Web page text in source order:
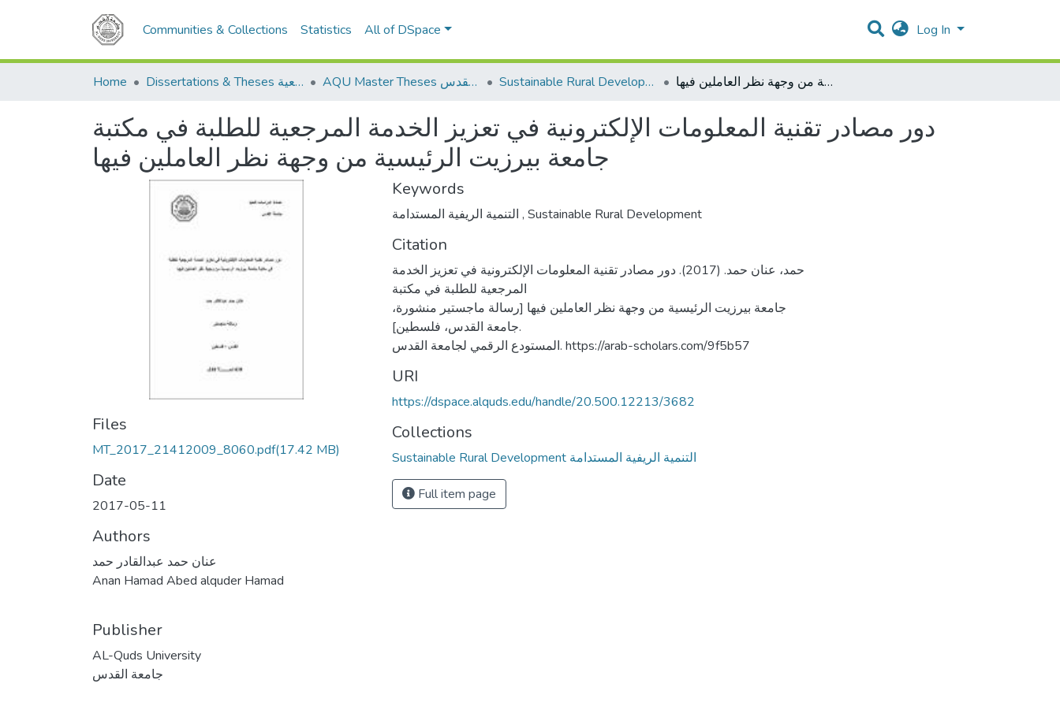
Communities & Collections Statistics All of DSpace Log In
Home Dissertations & Theses الرسائل الجامعية AQU Master Theses الرسائل الجامعية الخاصة بجامعة القدس Sustainable Rural Development التنمية الريفية المستدامة دور مصادر تقنية المعلومات الإلكترونية في تعزيز الخدمة المرجعية للطلبة في مكتبة جامعة بيرزيت الرئيسية من وجهة نظر العاملين فيها
دور مصادر تقنية المعلومات الإلكترونية في تعزيز الخدمة المرجعية للطلبة في مكتبة
جامعة بيرزيت الرئيسية من وجهة نظر العاملين فيها
Files
MT_2017_21412009_8060.pdf(17.42 MB)
Date
2017-05-11
Authors
عنان حمد عبدالقادر حمد
Anan Hamad Abed alquder Hamad
Publisher
AL-Quds University
جامعة القدس
Keywords
, Sustainable Rural Development
Citation
حمد، عنان حمد. (2017). دور مصادر تقنية المعلومات الإلكترونية في تعزيز الخدمة
المرجعية للطلبة في مكتبة
جامعة بيرزيت الرئيسية من وجهة نظر العاملين فيها [رسالة ماجستير منشورة،
جامعة القدس، فلسطين].
المستودع الرقمي لجامعة القدس. https://arab-scholars.com/9f5b57
URI
https://dspace.alquds.edu/handle/20.500.12213/3682
Collections
Sustainable Rural Development التنمية الريفية المستدامة
Full item page